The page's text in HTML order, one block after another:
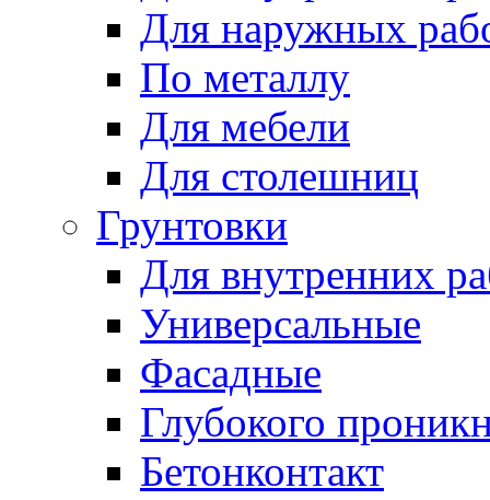
Для наружных
По металлу
Для мебели
Для столешниц
Грунтовки
Для внутренних
Универсальные
Фасадные
Глубокого
Бетонконтакт